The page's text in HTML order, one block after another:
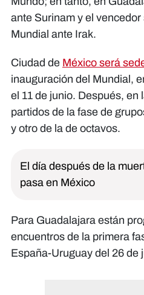
ante Surinam y el vencedor
Mundial ante Irak.
Ciudad de México será
inauguración del Mundial,
el 11 de junio. Después, en
partidos de la fase de
y otro de la de octavos.
El día después de la
pasa en México
Para Guadalajara están
encuentros de la primera
España-Uruguay del 26 de